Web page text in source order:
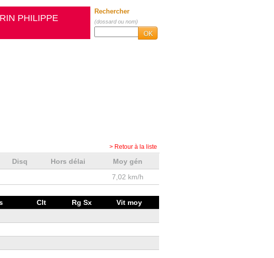
PHILIPPE
Rechercher
(dossard ou nom)
OK
> Retour à la liste
Disq Hors délai
Moy gén
7,02 km/h
Clt Rg Sx
Vit moy